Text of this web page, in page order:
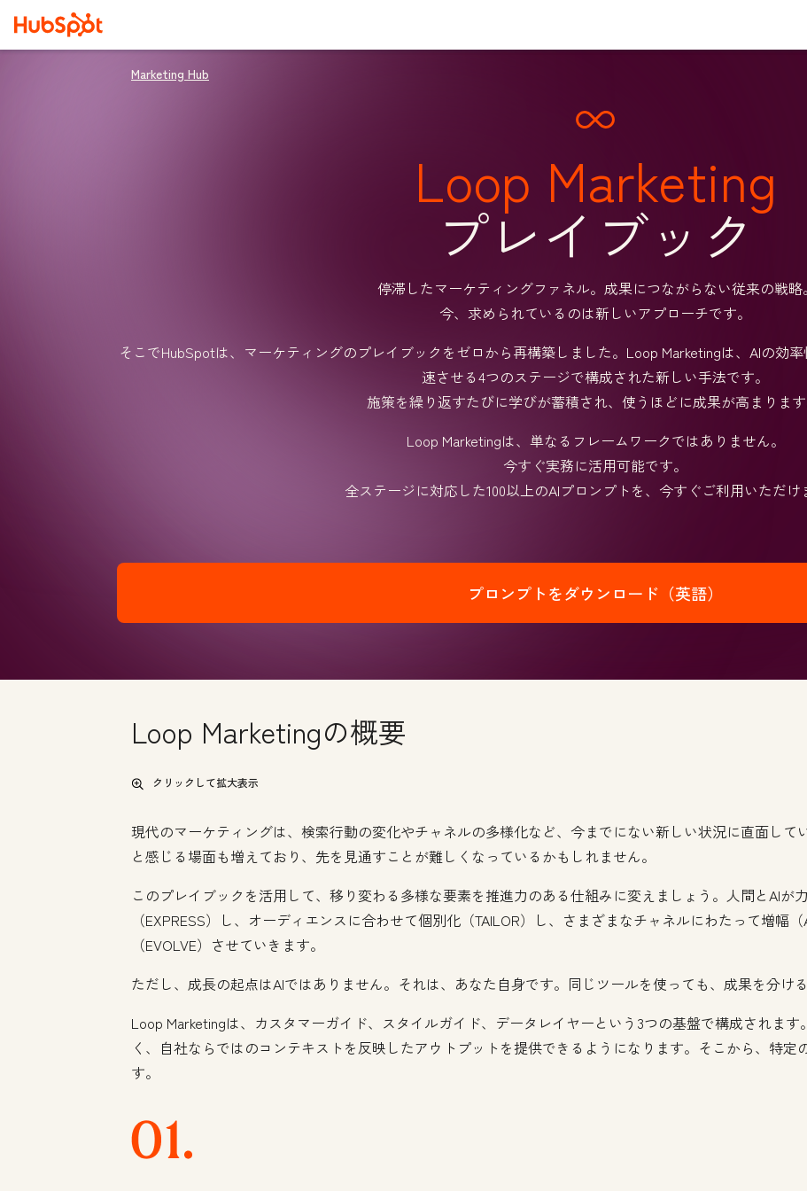
Marketing Hub
Loop Marketing
プレイブック
停滞したマーケティングファネル。成果につながらない従来の戦略。
今、求められているのは新しいアプローチです。
そこでHubSpotは、マーケティングのプレイブックをゼロから再構築しました。Loop Marketingは、AIの効
速させる4つのステージで構成された新しい手法です。
施策を繰り返すたびに学びが蓄積され、使うほどに成果が高まります
Loop Marketingは、単なるフレームワークではありません。
今すぐ実務に活用可能です。
全ステージに対応した100以上のAIプロンプトを、今すぐご利用いただけ
プロンプトをダウンロード（英語）
Loop Marketingの概要
クリックして拡大表示
現代のマーケティングは、検索行動の変化やチャネルの多様化など、今までにない新しい状況に直面して
と感じる場面も増えており、先を見通すことが難しくなっているかもしれません。
このプレイブックを活用して、移り変わる多様な要素を推進力のある仕組みに変えましょう。人間とAIが
（EXPRESS）し、オーディエンスに合わせて個別化（TAILOR）し、さまざまなチャネルにわたって増幅
（EVOLVE）させていきます。
ただし、成長の起点はAIではありません。それは、あなた自身です。同じツールを使っても、成果を分け
Loop Marketingは、カスタマーガイド、スタイルガイド、データレイヤーという3つの基盤で構成されま
く、自社ならではのコンテキストを反映したアウトプットを提供できるようになります。そこから、特定
す。